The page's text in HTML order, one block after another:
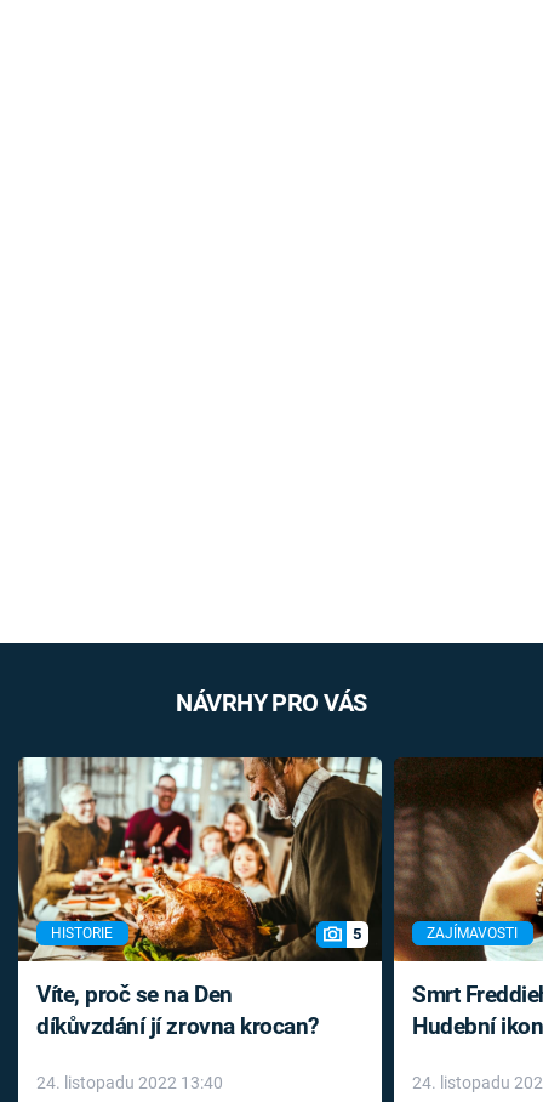
NÁVRHY PRO VÁS
HISTORIE 5
Víte, proč se na Den
díkůvzdání jí zrovna krocan?
24. listopadu 2022 13:40
ZAJÍMAVOSTI
Smrt
Hudební
léky
24. listopadu